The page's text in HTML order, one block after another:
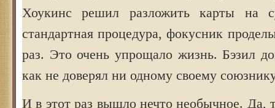
Хоукинс решил разложить карты на
стандартная процедура, фокусник
раз. Это очень упрощало жизнь. Бэзил
как не доверял ни одному своему
И в этот раз вышло нечто необычное. Да,